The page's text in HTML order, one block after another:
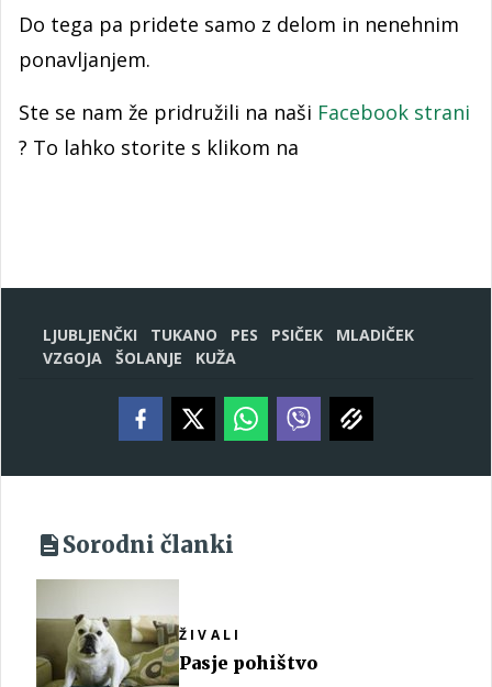
Do tega pa pridete samo z delom in nenehnim
ponavljanjem.
Ste se nam že pridružili na naši Facebook strani
? To lahko storite s klikom na
LJUBLJENČKI TUKANO PES PSIČEK
MLADIČEK
VZGOJA
ŠOLANJE KUŽA
Sorodni članki
ŽIVALI
Pasje pohištvo